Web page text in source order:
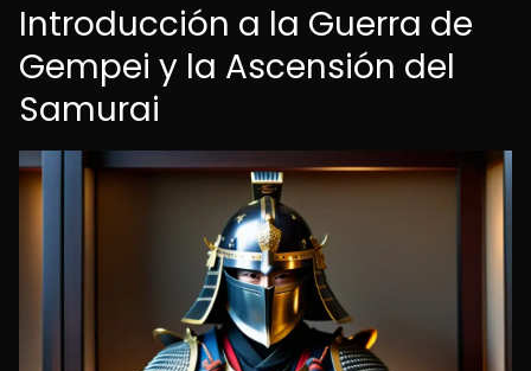
Introducción a la Guerra de
Gempei y la Ascensión del
Samurai